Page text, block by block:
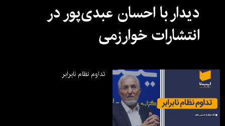
دیدار با احسان عبدی‌پور در
انتشارات خوارزمی
تداوم نظام نابرابر